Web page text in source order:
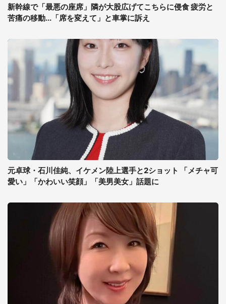
新幹線で「最悪の座席」隣が大股広げてこちらに侵食 疲労と
苦痛の移動...「席を変えて」と車掌に訴え
元卓球・石川佳純、イケメン陸上選手と2ショット 「メチャ可
愛い」「かわいい笑顔」「美男美女」話題に